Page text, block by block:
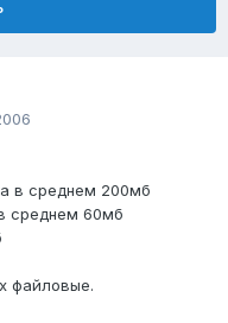
в среднем 200мб
среднем 60мб
файловые.